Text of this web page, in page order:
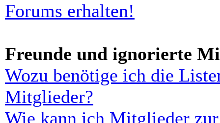
Forums erhalten!
Freunde und ignorierte
Wozu benötige ich die
Mitglieder?
Wie kann ich Mitglieder